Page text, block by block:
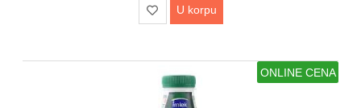
U korpu
ONLINE CENA